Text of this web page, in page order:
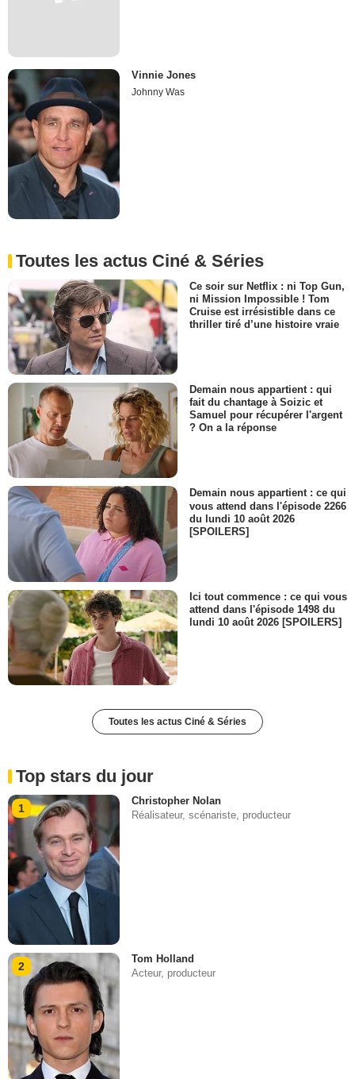
Vinnie Jones
Johnny Was
Toutes les actus Ciné & Séries
Ce soir sur Netflix : ni Top Gun,
ni Mission Impossible ! Tom
Cruise est irrésistible dans ce
thriller tiré d’une histoire vraie
Demain nous appartient : qui
fait du chantage à Soizic et
Samuel pour récupérer l'argent
? On a la réponse
Demain nous appartient : ce qui
vous attend dans l'épisode 2266
du lundi 10 août 2026
[SPOILERS]
Ici tout commence : ce qui vous
attend dans l'épisode 1498 du
lundi 10 août 2026 [SPOILERS]
Toutes les actus Ciné & Séries
Top stars du jour
1
Christopher Nolan
Réalisateur, scénariste, producteur
2
Tom Holland
Acteur, producteur